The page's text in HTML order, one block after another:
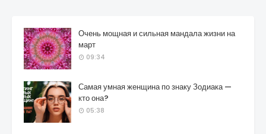
Очень мощная и сильная мандала жизни на
март
09:34
Самая умная женщина по знаку Зодиака —
кто она?
05:38